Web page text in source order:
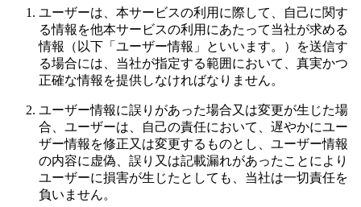
ユーザーは、本サービスの利用に際して、自己に関す
る情報を他本サービスの利用にあたって当社が求める
情報（以下「ユーザー情報」といいます。）を送信す
る場合には、当社が指定する範囲において、真実かつ
正確な情報を提供しなければなりません。
ユーザー情報に誤りがあった場合又は変更が生じた場
合、ユーザーは、自己の責任において、遅やかにユー
ザー情報を修正又は変更するものとし、ユーザー情報
の内容に虚偽、誤り又は記載漏れがあったことにより
ユーザーに損害が生じたとしても、当社は一切責任を
負いません。